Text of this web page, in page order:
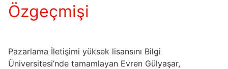
Özgeçmişi
Pazarlama İletişimi yüksek lisansını Bilgi
Üniversitesi’nde tamamlayan Evren Gülyaşar,